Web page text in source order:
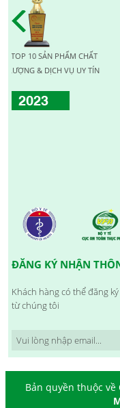
PHẨM CHẤT
VỤ UY TÍN
TOP 10
TIẾNG
ĐĂNG KÝ NHẬN
Khách hàng có thể đăng
từ chúng tôi
Bản quyền thuộc về